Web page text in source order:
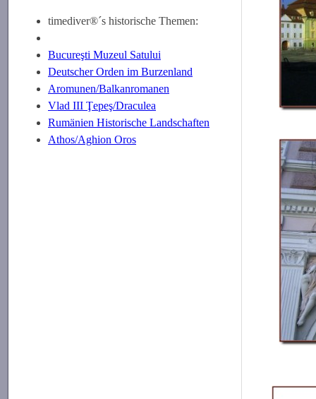
timediver®´s historische Themen:
Bucureşti Muzeul Satului
Deutscher Orden im Burzenland
Aromunen/Balkanromanen
Vlad III Ţepeş/Draculea
Rumänien Historische Landschaften
Athos/Aghion Oros